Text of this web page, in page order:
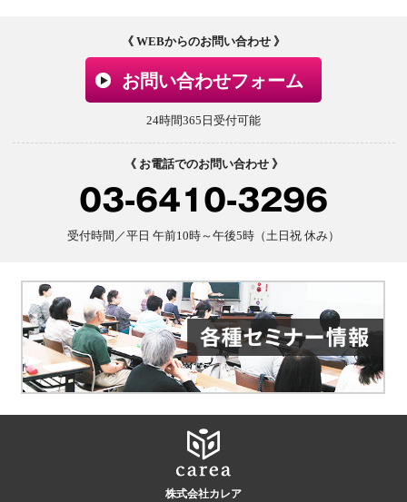
《 WEBからのお問い合わせ 》
お問い合わせフォーム
24時間365日受付可能
《 お電話でのお問い合わせ 》
03-6410-3296
受付時間／平日 午前10時～午後5時（土日祝 休み）
株式会社カレア